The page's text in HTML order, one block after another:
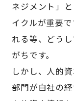
ネジメント」
イクルが重要
れる等、どう
がちです。
しかし、人的
部門が自社の